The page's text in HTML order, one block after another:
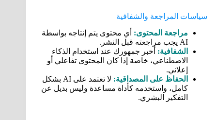
سياسات المراجعة والشفافية
مراجعة المحتوى: أي محتوى يتم إنتاجه بواسطة
AI يجب مراجعته قبل النشر.
الشفافية: أخبر جمهورك عند استخدام الذكاء
الاصطناعي، خاصة إذا كان المحتوى تفاعلي أو
إعلاني.
الحفاظ على المصداقية:
لا تعتمد على AI بشكل
كامل، واستخدمه كأداة مساعدة وليس بديل عن
التفكير البشري.